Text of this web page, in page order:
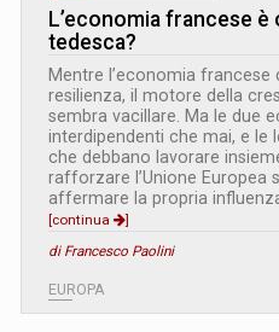
L’economia francese
tedesca?
Mentre l’economia
resilienza, il motore della
sembra vacillare. Ma le due
interdipendenti che mai, e le
che debbano lavorare
rafforzare l’Unione Europea
affermare la propria
[continua
]
di Francesco Paolini
EUROPA